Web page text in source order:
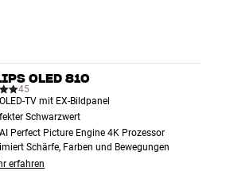
OLED 810
45
TV mit EX-Bildpanel
Schwarzwert
Perfect Picture Engine 4K Prozessor
Schärfe, Farben und Bewegungen
erfahren